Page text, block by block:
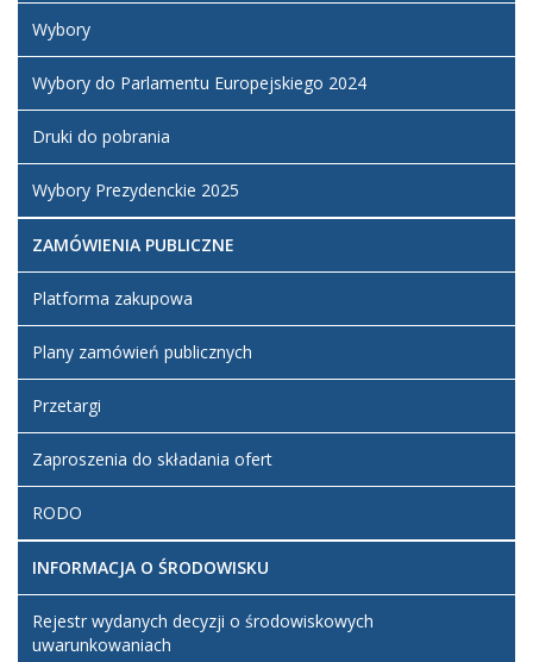
Wybory
Wybory do Parlamentu Europejskiego 2024
Druki do pobrania
Wybory Prezydenckie 2025
ZAMÓWIENIA PUBLICZNE
Platforma zakupowa
Plany zamówień publicznych
Przetargi
Zaproszenia do składania ofert
RODO
INFORMACJA O ŚRODOWISKU
Rejestr wydanych decyzji o środowiskowych
uwarunkowaniach